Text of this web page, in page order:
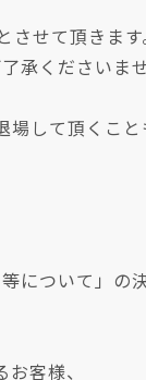
せて頂きます
承くださいませ
して頂くこと
について」の
客様、